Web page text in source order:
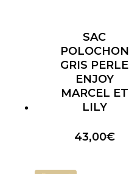
SAC
POLOCHON
GRIS PERLE
ENJOY
MARCEL ET
LILY
43,00€